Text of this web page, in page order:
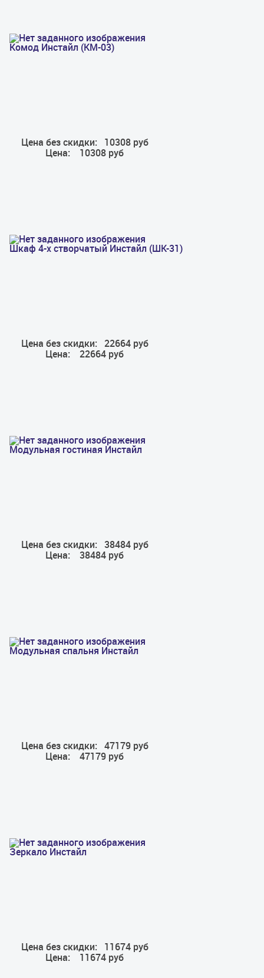
Комод Инстайл (КМ-03)
Цена без скидки:
10308 руб
Цена:
10308 руб
Шкаф 4-х створчатый Инстайл (ШК-31)
Цена без скидки:
22664 руб
Цена:
22664 руб
Модульная гостиная Инстайл
Цена без скидки:
38484 руб
Цена:
38484 руб
Модульная спальня Инстайл
Цена без скидки:
47179 руб
Цена:
47179 руб
Зеркало Инстайл
Цена без скидки:
11674 руб
Цена:
11674 руб